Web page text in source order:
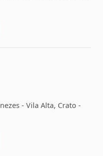
- Vila Alta, Crato -